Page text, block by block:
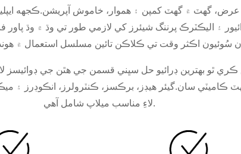
گهٽ ۾ گهٽ کمپن ۽ هموار، خاموش آپريشن.ڪجهه
۽ اليڪٽرڪ پرننگ شيئرز کي لازمي طور تي وڌ ۾ وڌ
سان.گيئر هيڊز، برڪسز، ڪنٽرولرز، انڪوڊرز ۽
لاءِ مناسب ميلاپ شامل آهي.